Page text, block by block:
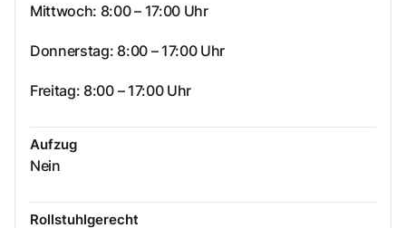
Mittwoch: 8:00 – 17:00 Uhr
Donnerstag: 8:00 – 17:00 Uhr
Freitag: 8:00 – 17:00 Uhr
Aufzug
Nein
Rollstuhlgerecht